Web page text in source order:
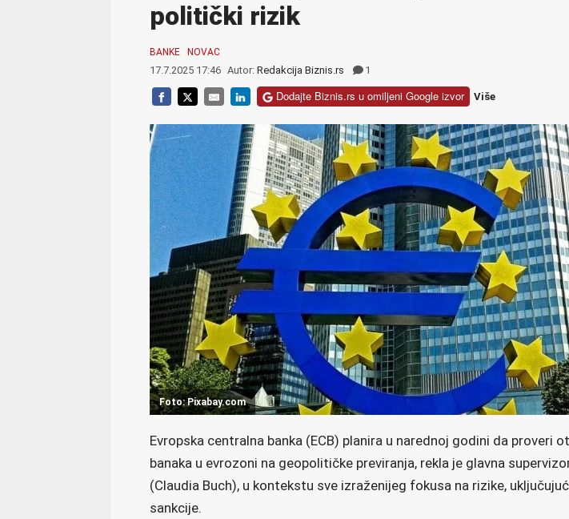
politički rizik
BANKE NOVAC
17.7.2025 17:46 Autor: Redakcija Biznis.rs 1
Dodajte Biznis.rs u omiljeni Google izvor Više
Foto: Pixabay.com
Evropska centralna banka (ECB) planira u narednoj godini da proveri
banaka u evrozoni na geopolitičke previranja, rekla je glavna
(Claudia Buch), u kontekstu sve izraženijeg fokusa na rizike,
sankcije.